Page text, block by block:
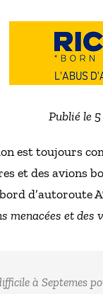
Publié le
est toujours
et des avions
d’autoroute
menacées et des
à Septemes